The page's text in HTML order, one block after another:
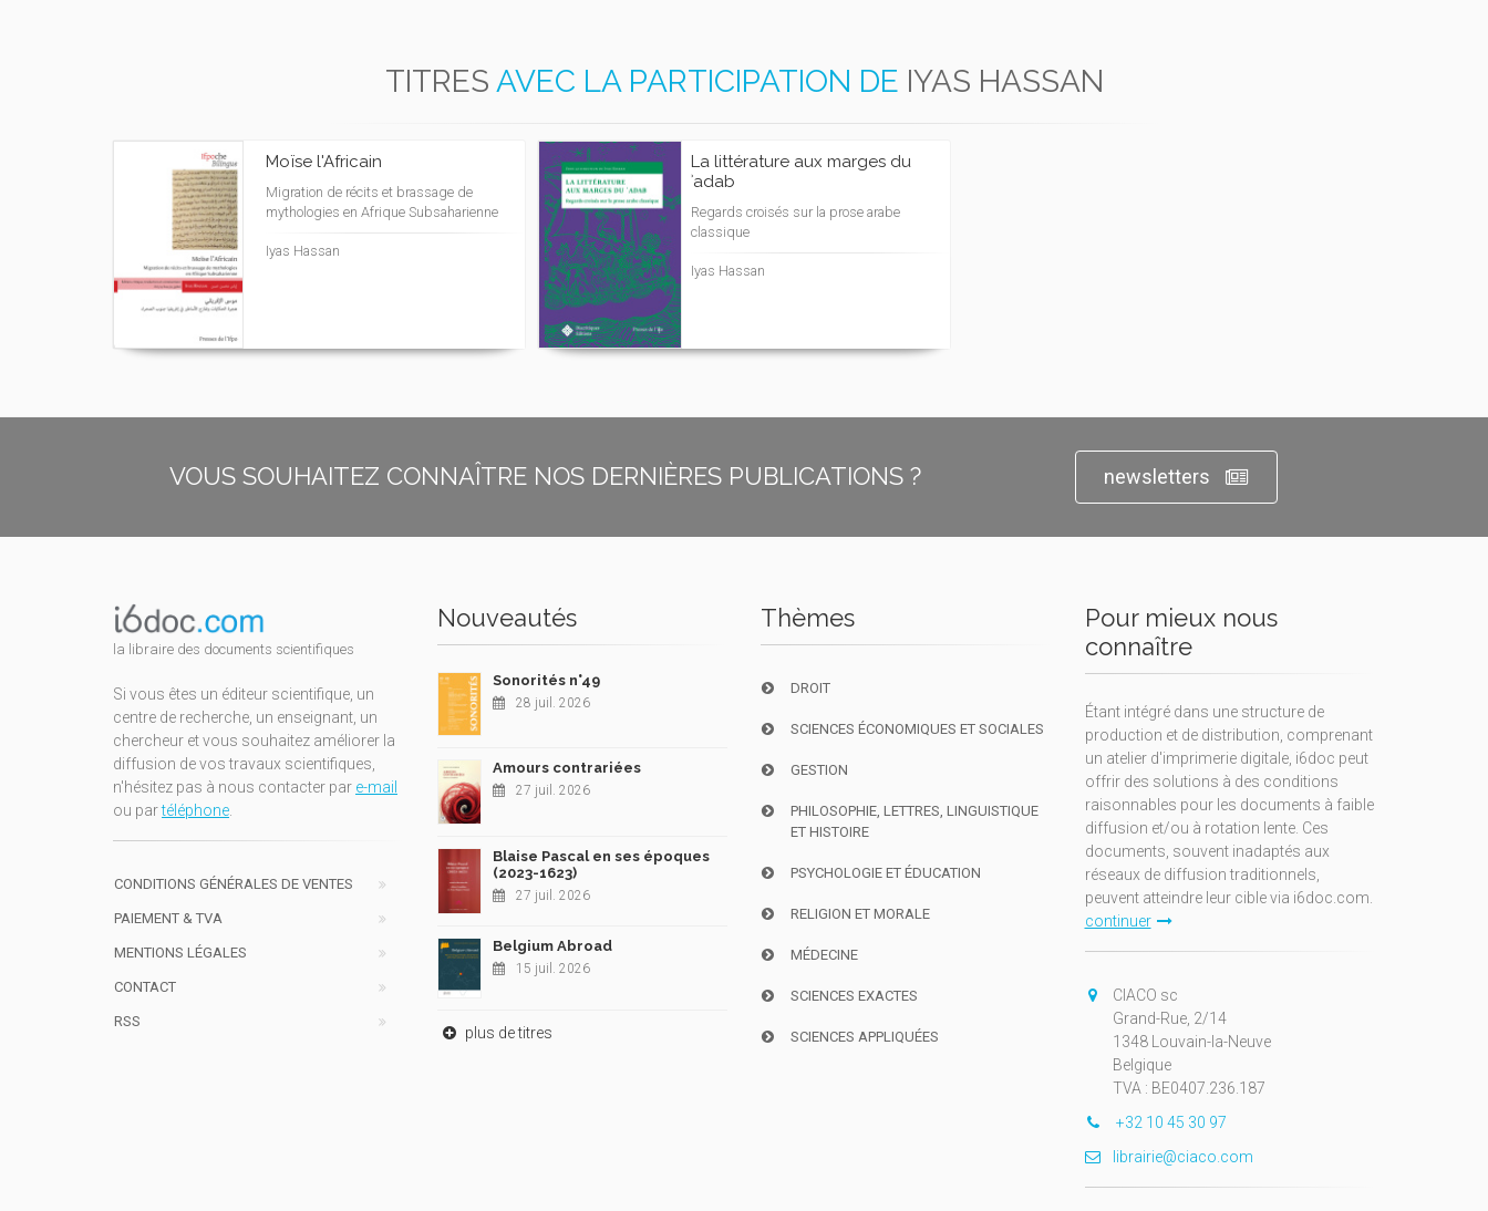
TITRES AVEC LA PARTICIPATION DE IYAS HASSAN
Moïse l'Africain
Migration de récits et brassage de
mythologies en Afrique Subsaharienne
Iyas Hassan
La littérature aux marges du
ʾadab
Regards croisés sur la prose arabe
classique
Iyas Hassan
VOUS SOUHAITEZ CONNAÎTRE NOS DERNIÈRES PUBLICATIONS ? newsletters
la libraire des documents scientifiques
Si vous êtes un éditeur scientifique, un
centre de recherche, un enseignant, un
chercheur et vous souhaitez améliorer la
diffusion de vos travaux scientifiques,
n'hésitez pas à nous contacter par e-mail
ou partéléphone.
CONDITIONS GÉNÉRALES DE VENTES
PAIEMENT & TVA
MENTIONS LÉGALES
CONTACT
RSS
Nouveautés
Sonorités n°49
28 juil. 2026
Amours contrariées
27 juil. 2026
Blaise Pascal en ses époques
(2023-1623)
27 juil. 2026
Belgium Abroad
15 juil. 2026
plus de titres
Thèmes
DROIT
SCIENCES ÉCONOMIQUES ET SOCIALES
GESTION
PHILOSOPHIE, LETTRES, LINGUISTIQUE
ET HISTOIRE
PSYCHOLOGIE ET ÉDUCATION
RELIGION ET MORALE
MÉDECINE
SCIENCES EXACTES
SCIENCES APPLIQUÉES
Pour mieux nous
connaître
Étant intégré dans une structure de
production et de distribution, comprenant
un atelier d'imprimerie digitale, i6doc peut
offrir des solutions à des conditions
raisonnables pour les documents à faible
diffusion et/ou à rotation lente. Ces
documents, souvent inadaptés aux
réseaux de diffusion traditionnels,
peuvent atteindre leur cible via i6doc.com.
continuer
CIACO sc
Grand-Rue, 2/14
1348 Louvain-la-Neuve
Belgique
TVA : BE0407.236.187
+32 10 45 30 97
librairie@ciaco.com